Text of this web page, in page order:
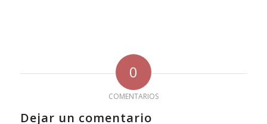
0
COMENTARIOS
Dejar un comentario